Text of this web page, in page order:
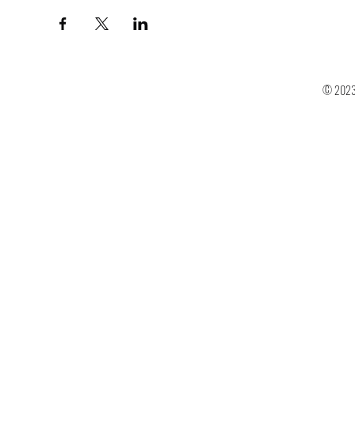
© 2023